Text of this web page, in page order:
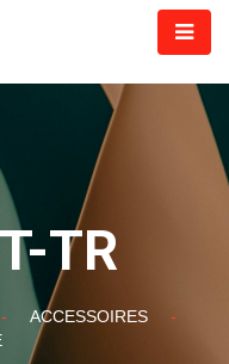
TR
- ACCESSOIRES
-